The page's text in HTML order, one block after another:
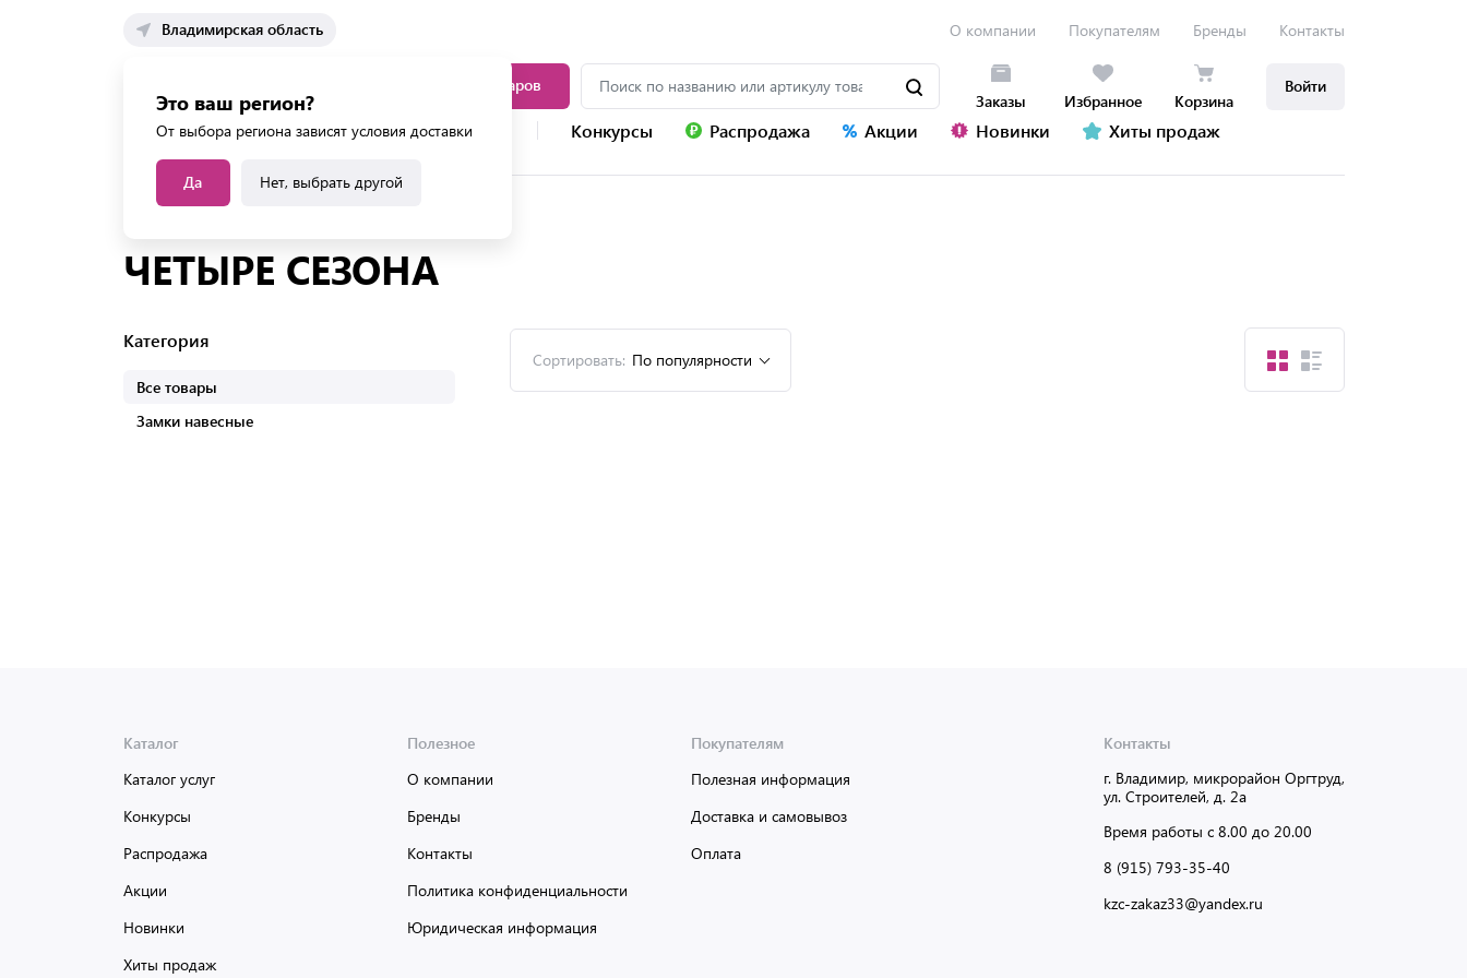
Владимирская область
Это ваш регион?
От выбора региона зависят условия доставки
Да Нет, выбрать другой
О компании Покупателям Бренды Контакты
Каталог товаров
Заказы Избранное Корзина
Войти
Каталог услуг Конкурсы Распродажа Акции Новинки Хиты продаж
Главная Бренды
ЧЕТЫРЕ СЕЗОНА
Категория
Все товары
Замки навесные
Сортировать: По популярности
Каталог
Каталог услуг
Конкурсы
Распродажа
Акции
Новинки
Хиты продаж
Полезное
О компании
Бренды
Контакты
Политика конфиденциальности
Юридическая информация
Покупателям
Полезная информация
Доставка и самовывоз
Оплата
Контакты
г. Владимир, микрорайон Оргтруд,
ул. Строителей, д. 2а
Время работы с 8.00 до 20.00
8 (915) 793-35-40
kzc-zakaz33@yandex.ru